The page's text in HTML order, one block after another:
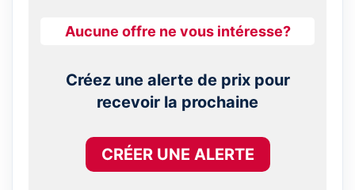
Aucune offre ne vous intéresse?
Créez une alerte de prix pour
recevoir la prochaine
CRÉER UNE ALERTE